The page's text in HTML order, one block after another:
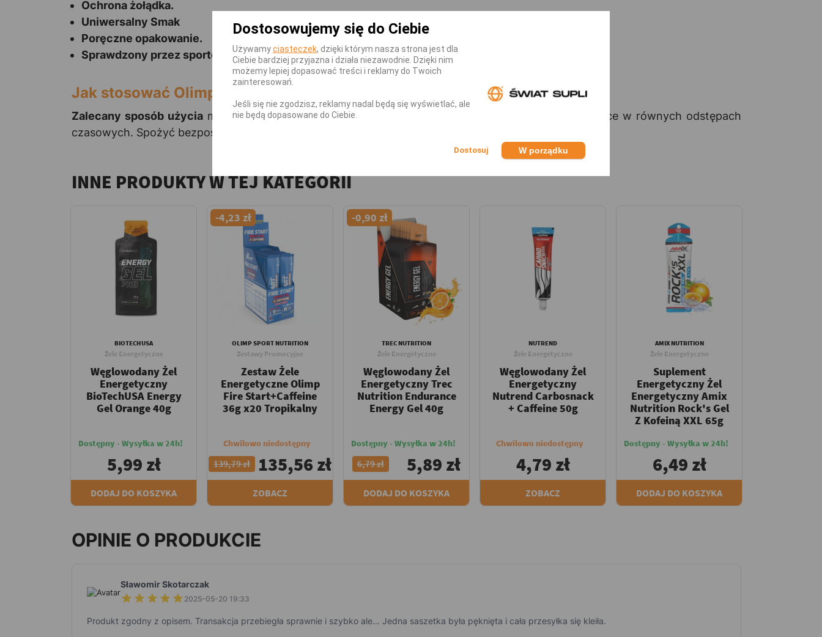
Ochrona żołądka.
Uniwersalny Smak
Poręczne opakowanie.
Sprawdzony przez sportowców.
Jak stosować Olimp Fire Start Energy Gel + BCAA 36g?
Zalecany sposób użycia maksymalnie 4 saszetki dziennie – stosować w trakcie wysiłku po 1 saszetce w równych odstępach
czasowych. Spożyć bezpośrednio po otwarciu.
INNE PRODUKTY W TEJ KATEGORII
BIOTECHUSA
Żele Energetyczne
Węglowodany Żel
Energetyczny
BioTechUSA Energy
Gel Orange 40g
Dostępny - Wysyłka w 24h!
5,99 zł
DODAJ DO KOSZYKA
-4,23 zł
OLIMP SPORT NUTRITION
Zestawy Promocyjne
Zestaw Żele
Energetyczne Olimp
Fire Start+Caffeine
36g x20 Tropikalny
Chwilowo niedostępny
139,79 zł 135,56 zł
ZOBACZ
-0,90 zł
TREC NUTRITION
Żele Energetyczne
Węglowodany Żel
Energetyczny Trec
Nutrition Endurance
Energy Gel 40g
Dostępny - Wysyłka w 24h!
6,79 zł 5,89 zł
DODAJ DO KOSZYKA
NUTREND
Żele Energetyczne
Węglowodany Żel
Energetyczny
Nutrend Carbosnack
+ Caffeine 50g
Chwilowo niedostępny
4,79 zł
ZOBACZ
AMIX NUTRITION
Żele Energetyczne
Suplement
Energetyczny Żel
Energetyczny Amix
Nutrition Rock's Gel
Z Kofeiną XXL 65g
Dostępny - Wysyłka w 24h!
6,49 zł
DODAJ DO KOSZYKA
OPINIE O PRODUKCIE
Sławomir Skotarczak
2025-05-20 19:33
Produkt zgodny z opisem. Transakcja przebiegła sprawnie i szybko ale... Jedna saszetka była pęknięta i cała przesyłka się kleiła.
Dostosowujemy się do Ciebie
Używamyciasteczek, dzięki którym nasza strona jest dla
Ciebie bardziej przyjazna i działa niezawodnie. Dzięki nim
możemy lepiej dopasować treści i reklamy do Twoich
zainteresowań.
Jeśli się nie zgodzisz, reklamy nadal będą się wyświetlać, ale
nie będą dopasowane do Ciebie.
W porządku